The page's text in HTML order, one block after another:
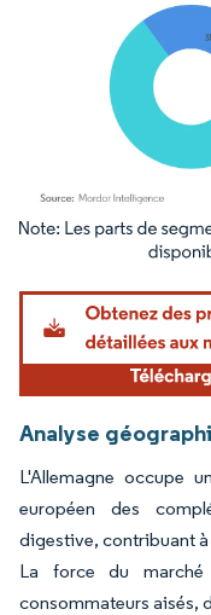
Image © Mordor
Analyse
L'Allemagne occupe
européen des
digestive, contribuant à
La force du
consommateurs aisés,